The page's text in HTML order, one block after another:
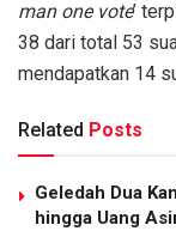
man one vote’
38 dari total 53
mendapatkan 14
Related Posts
Geledah Dua
hingga Uang